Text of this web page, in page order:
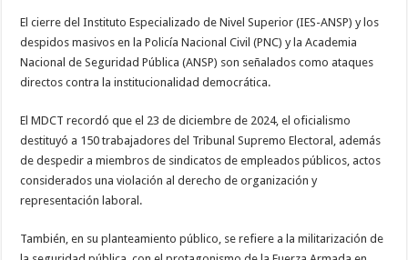
El cierre del Instituto Especializado de Nivel Superior (IES-ANSP) y los
despidos masivos en la Policía Nacional Civil (PNC) y la Academia
Nacional de Seguridad Pública (ANSP) son señalados como ataques
directos contra la institucionalidad democrática.
El MDCT recordó que el 23 de diciembre de 2024, el oficialismo
destituyó a 150 trabajadores del Tribunal Supremo Electoral, además
de despedir a miembros de sindicatos de empleados públicos, actos
considerados una violación al derecho de organización y
representación laboral.
También, en su planteamiento público, se refiere a la militarización de